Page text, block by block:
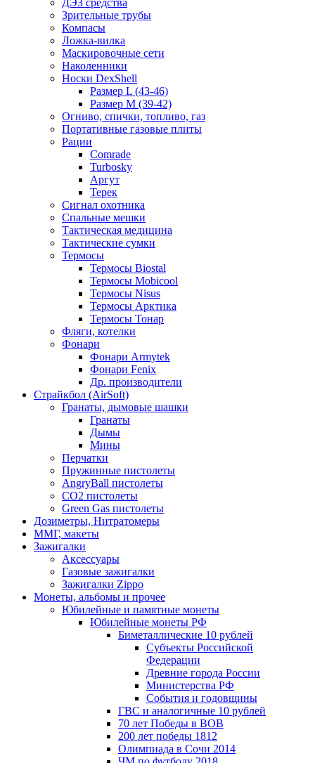
Зрительные трубы
Компасы
Ложка-вилка
Маскировочные сети
Наколенники
Носки DexShell
Размер L (43-46)
Размер M (39-42)
Огниво, спички, топливо, газ
Портативные газовые плиты
Рации
Comrade
Turbosky
Аргут
Терек
Сигнал охотника
Спальные мешки
Тактическая медицина
Тактические сумки
Термосы
Термосы Biostal
Термосы Mobicool
Термосы Nisus
Термосы Арктика
Термосы Тонар
Фляги, котелки
Фонари
Фонари Armytek
Фонари Fenix
Др. производители
Страйкбол (AirSoft)
Гранаты, дымовые шашки
Гранаты
Дымы
Мины
Перчатки
Пружинные пистолеты
AngryBall пистолеты
CO2 пистолеты
Green Gas пистолеты
Дозиметры, Нитратомеры
ММГ, макеты
Зажигалки
Аксессуары
Газовые зажигалки
Зажигалки Zippo
Монеты, альбомы и прочее
Юбилейные и памятные монеты
Юбилейные монеты РФ
Биметаллические 10 рублей
Субъекты Российской
Федерации
Древние города России
Министерства РФ
События и годовщины
ГВС и аналогичные 10 рублей
70 лет Победы в ВОВ
200 лет победы 1812
Олимпиада в Сочи 2014